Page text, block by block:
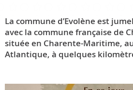
La commune d’Evolène est
avec la commune française de
située en Charente-Maritime,
Atlantique, à quelques